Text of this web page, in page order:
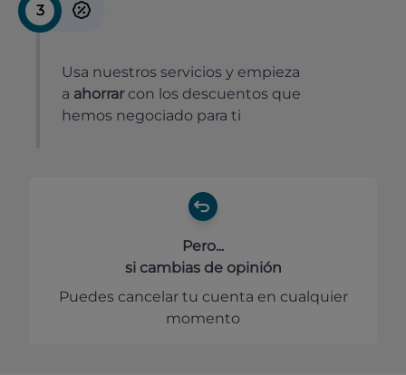
3
Usa nuestros servicios y empieza
a ahorrar con los descuentos que
hemos negociado para ti
Pero...
si cambias de opinión
Puedes cancelar tu cuenta en cualquier
momento